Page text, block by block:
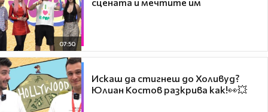
07:50
Искаш да стигнеш до Холивуд?
Юлиан Костов разкрива как!👀💥